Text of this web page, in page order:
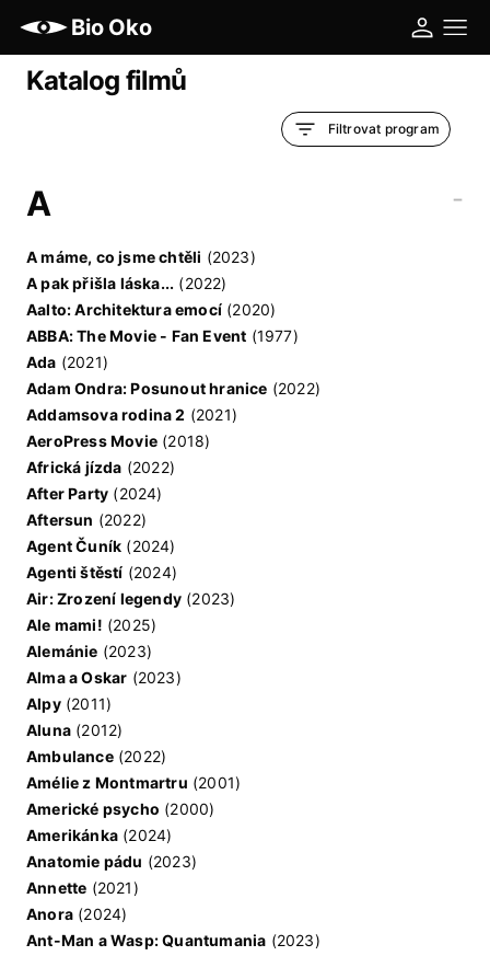
Bio Oko
Katalog filmů
Filtrovat program
A -
A máme, co jsme chtěli (2023)
A pak přišla láska... (2022)
Aalto: Architektura emocí (2020)
ABBA: The Movie - Fan Event (1977)
Ada (2021)
Adam Ondra: Posunout hranice (2022)
Addamsova rodina 2 (2021)
AeroPress Movie (2018)
Africká jízda (2022)
After Party (2024)
Aftersun (2022)
Agent Čuník (2024)
Agenti štěstí (2024)
Air: Zrození legendy (2023)
Ale mami! (2025)
Alemánie (2023)
Alma a Oskar (2023)
Alpy(2011)
Aluna (2012)
Ambulance(2022)
Amélie z Montmartru (2001)
Americké psycho (2000)
Amerikánka (2024)
Anatomie pádu (2023)
Annette (2021)
Anora (2024)
Ant-Man a Wasp: Quantumania (2023)